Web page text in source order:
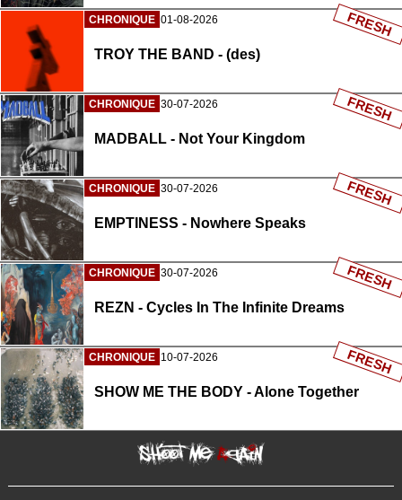
CHRONIQUE 01-08-2026
TROY THE BAND - (des)
FRESH
CHRONIQUE 30-07-2026
MADBALL - Not Your Kingdom
FRESH
CHRONIQUE 30-07-2026
EMPTINESS - Nowhere Speaks
FRESH
CHRONIQUE 30-07-2026
REZN - Cycles In The Infinite Dreams
FRESH
CHRONIQUE 10-07-2026
SHOW ME THE BODY - Alone Together
FRESH